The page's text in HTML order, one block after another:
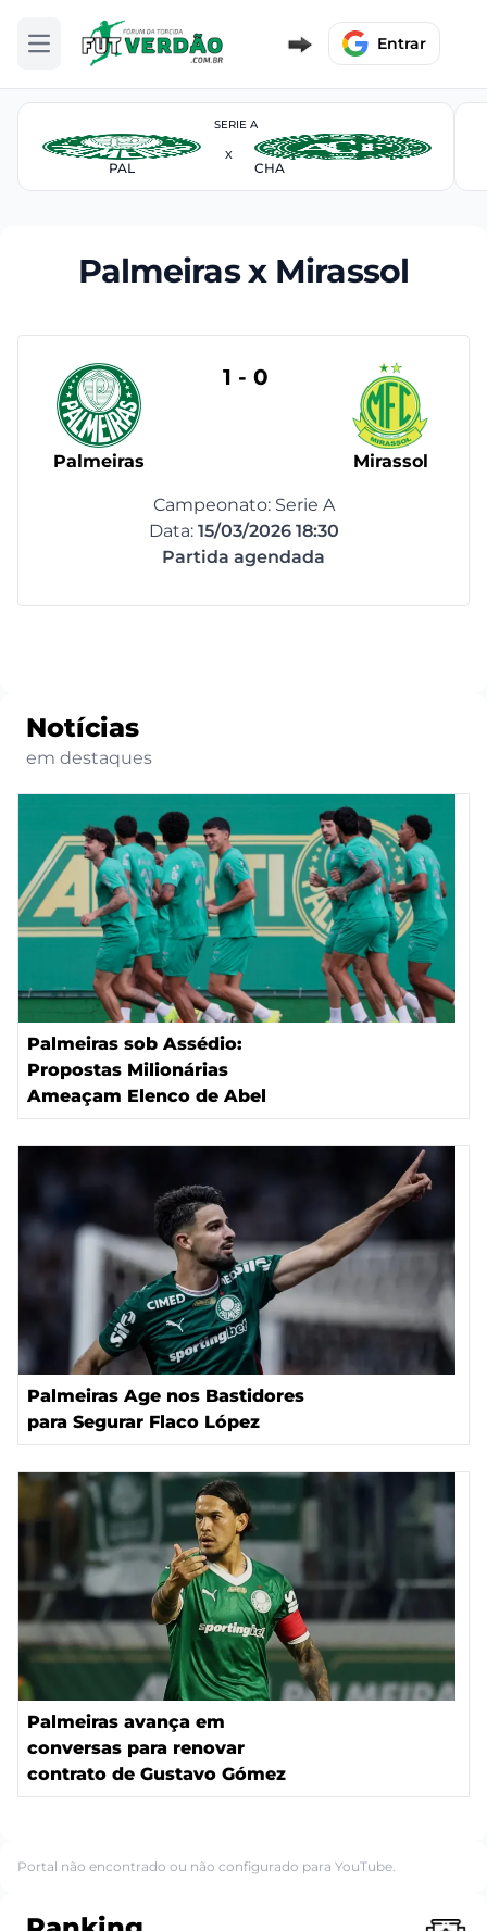
Abrir menu Entrar
SERIE A
PAL
X
CHA
Palmeiras x Mirassol
Palmeiras
1 - 0
Mirassol
Campeonato: Serie A
Data: 15/03/2026 18:30
Partida agendada
Notícias
em destaques
Palmeiras sob Assédio:
Propostas Milionárias
Ameaçam Elenco de Abel
Palmeiras Age nos Bastidores
para Segurar Flaco López
Palmeiras avança em
conversas para renovar
contrato de Gustavo Gómez
Portal não encontrado ou não configurado para YouTube.